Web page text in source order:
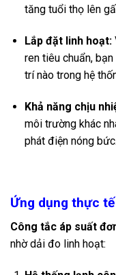
tăng tuổi thọ lên
Lắp đặt linh hoạt:
ren tiêu chuẩn,
trí nào trong hệ
Khả năng chịu
môi trường khác
phát điện nóng bức.
Ứng dụng thực
Công tắc áp suất
nhờ dải đo linh hoạt: